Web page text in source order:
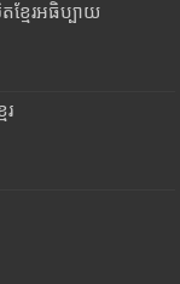
មែរអធិប្បាយ
រ